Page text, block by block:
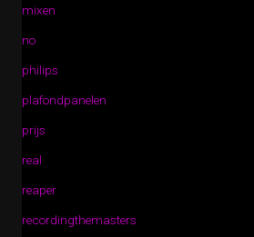
mixen
no
philips
plafondpanelen
prijs
real
reaper
recordingthemasters